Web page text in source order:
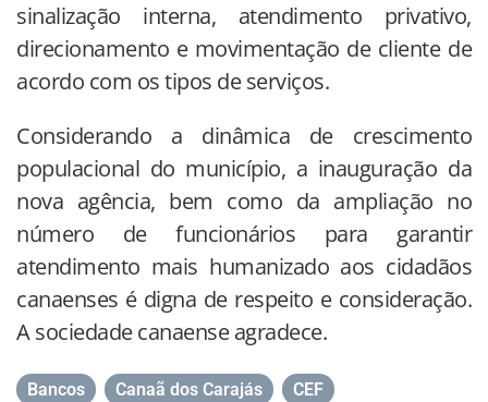
sinalização interna, atendimento privativo,
direcionamento e movimentação de cliente de
acordo com os tipos de serviços.
Considerando a dinâmica de crescimento
populacional do município, a inauguração da
nova agência, bem como da ampliação no
número de funcionários para garantir
atendimento mais humanizado aos cidadãos
canaenses é digna de respeito e consideração.
A sociedade canaense agradece.
Bancos Canaã dos Carajás CEF